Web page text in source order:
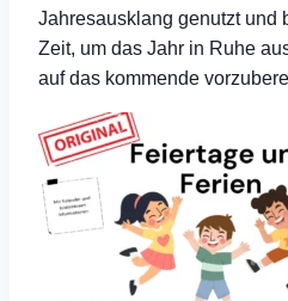
Jahresausklang genutzt und
Zeit, um das Jahr in Ruhe
auf das kommende